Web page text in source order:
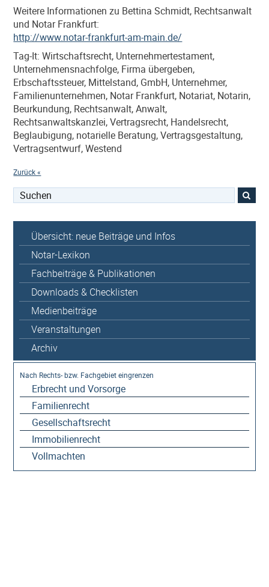
Weitere Informationen zu Bettina Schmidt, Rechtsanwalt
und Notar Frankfurt:
http://www.notar-frankfurt-am-main.de/
Tag-It: Wirtschaftsrecht, Unternehmertestament,
Unternehmensnachfolge, Firma übergeben,
Erbschaftssteuer, Mittelstand, GmbH, Unternehmer,
Familienunternehmen, Notar Frankfurt, Notariat, Notarin,
Beurkundung, Rechtsanwalt, Anwalt,
Rechtsanwaltskanzlei, Vertragsrecht, Handelsrecht,
Beglaubigung, notarielle Beratung, Vertragsgestaltung,
Vertragsentwurf, Westend
Zurück «
Suchen
Übersicht: neue Beiträge und Infos
Notar-Lexikon
Fachbeiträge & Publikationen
Downloads & Checklisten
Medienbeiträge
Veranstaltungen
Archiv
Erbrecht und Vorsorge
Familienrecht
Gesellschaftsrecht
Immobilienrecht
Vollmachten